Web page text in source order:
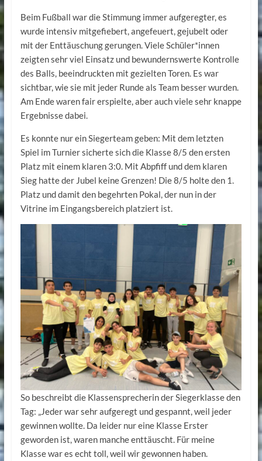
Beim Fußball war die Stimmung immer aufgeregter, es
wurde intensiv mitgefiebert, angefeuert, gejubelt oder
mit der Enttäuschung gerungen. Viele Schüler*innen
zeigten sehr viel Einsatz und bewundernswerte Kontrolle
des Balls, beeindruckten mit gezielten Toren. Es war
sichtbar, wie sie mit jeder Runde als Team besser wurden.
Am Ende waren fair erspielte, aber auch viele sehr knappe
Ergebnisse dabei.
Es konnte nur ein Siegerteam geben: Mit dem letzten
Spiel im Turnier sicherte sich die Klasse 8/5 den ersten
Platz mit einem klaren 3:0. Mit Abpfiff und dem klaren
Sieg hatte der Jubel keine Grenzen! Die 8/5 holte den 1.
Platz und damit den begehrten Pokal, der nun in der
Vitrine im Eingangsbereich platziert ist.
So beschreibt die Klassensprecherin der Siegerklasse den
Tag: „Jeder war sehr aufgeregt und gespannt, weil jeder
gewinnen wollte. Da leider nur eine Klasse Erster
geworden ist, waren manche enttäuscht. Für meine
Klasse war es echt toll, weil wir gewonnen haben.